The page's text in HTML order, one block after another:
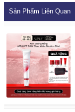
Sản Phẩm Liên Quan